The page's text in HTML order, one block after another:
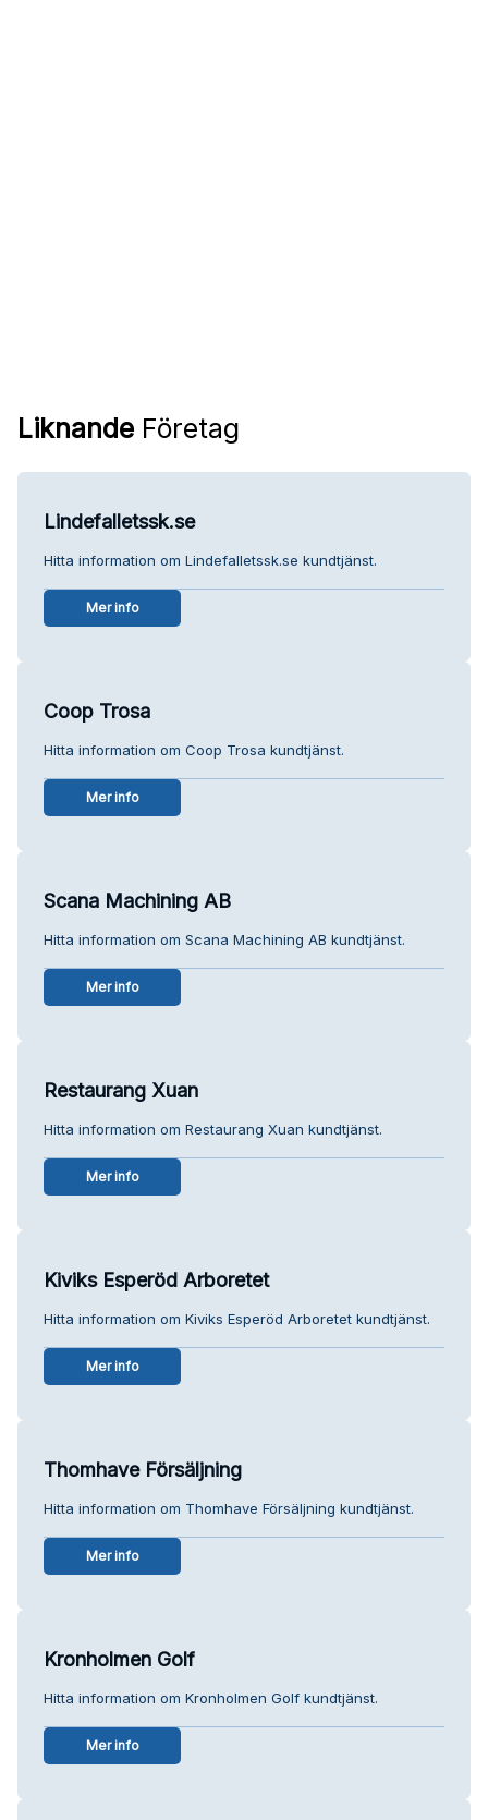
Liknande Företag
Lindefalletssk.se
Hitta information om Lindefalletssk.se kundtjänst.
Mer info
Coop Trosa
Hitta information om Coop Trosa kundtjänst.
Mer info
Scana Machining AB
Hitta information om Scana Machining AB kundtjänst.
Mer info
Restaurang Xuan
Hitta information om Restaurang Xuan kundtjänst.
Mer info
Kiviks Esperöd Arboretet
Hitta information om Kiviks Esperöd Arboretet kundtjänst.
Mer info
Thomhave Försäljning
Hitta information om Thomhave Försäljning kundtjänst.
Mer info
Kronholmen Golf
Hitta information om Kronholmen Golf kundtjänst.
Mer info